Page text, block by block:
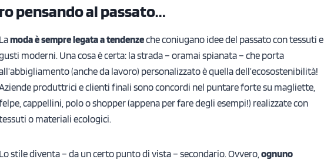
pensando al passato…
Lamoda è sempre legata a tendenzeche coniugano idee del passato con tessuti e
moderni. Una cosa è certa: la strada – oramai spianata – che porta
(anche da lavoro) personalizzato è quella dell’ecosostenibilità!
produttrici e clienti finali sono concordi nel puntare forte su magliette,
cappellini, polo o shopper (appena per fare degli esempi!) realizzate con
o materiali ecologici.
Lo stile diventa – da un certo punto di vista – secondario. Ovvero, ognuno